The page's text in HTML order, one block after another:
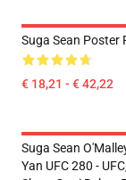
Suga Sean Poster
€ 18,21 - € 42,22
Suga Sean
Yan UFC 280 -